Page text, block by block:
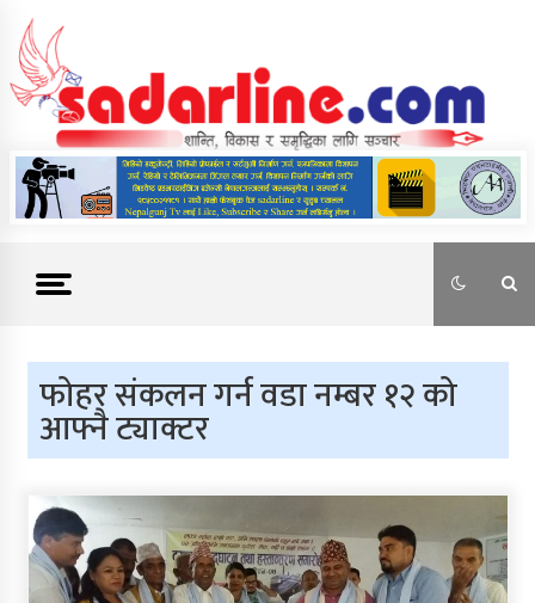
content
News For Nepal
फोहर संकलन गर्न वडा नम्बर १२ को
आफ्नै ट्याक्टर